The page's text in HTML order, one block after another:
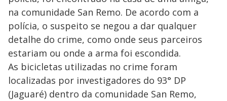
na comunidade San Remo. De acordo com a
polícia, o suspeito se negou a dar qualquer
detalhe do crime, como onde seus parceiros
estariam ou onde a arma foi escondida.
As bicicletas utilizadas no crime foram
localizadas por investigadores do 93° DP
(Jaguaré) dentro da comunidade San Remo,